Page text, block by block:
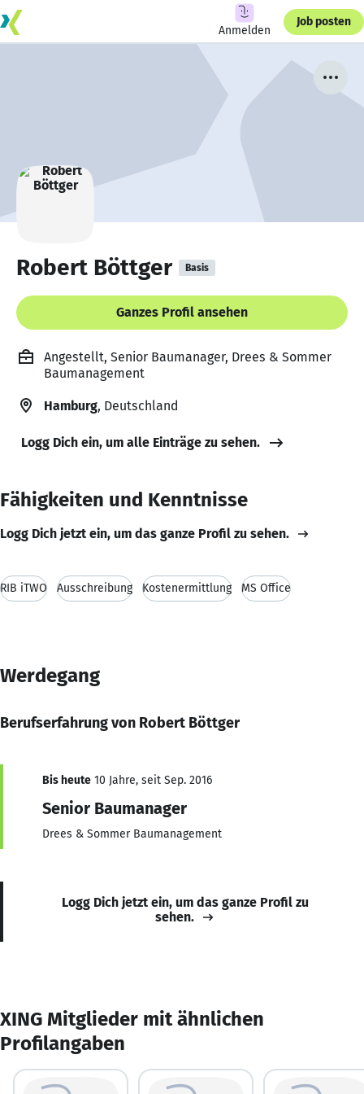
Anmelden
Job posten
Robert Böttger Basis
Ganzes Profil ansehen
Angestellt, Senior Baumanager, Drees & Sommer
Baumanagement
Hamburg, Deutschland
Logg Dich ein, um alle Einträge zu sehen.
Fähigkeiten und Kenntnisse
Logg Dich jetzt ein, um das ganze Profil zu sehen.
RIB iTWO Ausschreibung Kostenermittlung MS Office
Werdegang
Berufserfahrung von Robert Böttger
Bis heute 10 Jahre, seit Sep. 2016
Senior Baumanager
Drees & Sommer Baumanagement
Logg Dich jetzt ein, um das ganze Profil zu
sehen.
XING Mitglieder mit ähnlichen
Profilangaben